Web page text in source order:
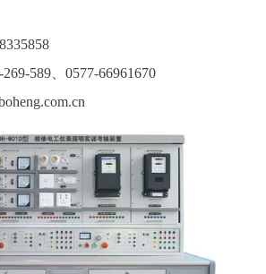
589、0577-66961670